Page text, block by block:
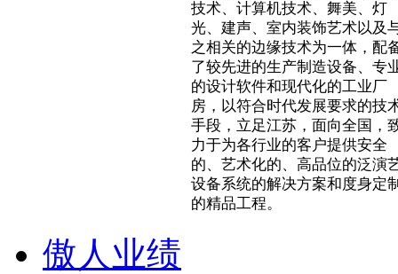
技术、计算机技术、舞美、灯
光、建声、室内装饰艺术以及
之相关的边缘技术为一体，配
了较先进的生产制造设备、专
的设计软件和现代化的工业厂
房，以符合时代发展要求的技
手段，立足江苏，面向全国，
力于为各行业的客户提供安全
的、艺术化的、高品位的泛演
设备系统的解决方案和度身定
的精品工程。
傲人业绩